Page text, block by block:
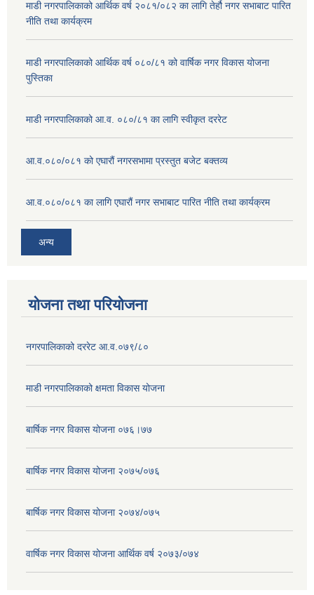
माडी नगरपालिकाको आर्थिक वर्ष २०८१/०८२ का लागि तेर्हौ नगर सभाबाट पारित
नीति तथा कार्यक्रम
माडी नगरपालिकाको आर्थिक वर्ष ०८०/८१ को वार्षिक नगर विकास योजना
पुस्तिका
माडी नगरपालिकाको आ.व. ०८०/८१ का लागि स्वीकृत दररेट
आ.व.०८०/०८१ को एघारौं नगरसभामा प्रस्तुत बजेट बक्तव्य
आ.व.०८०/०८१ का लागि एघारौं नगर सभाबाट पारित नीति तथा कार्यक्रम
अन्य
योजना तथा परियोजना
नगरपालिकाको दररेट आ.व.०७९/८०
माडी नगरपालिकाको क्षमता विकास योजना
बार्षिक नगर विकास योजना ०७६।७७
बार्षिक नगर विकास योजना २०७५/०७६
बार्षिक नगर विकास योजना २०७४/०७५
वार्षिक नगर विकास योजना आर्थिक वर्ष २०७३/०७४